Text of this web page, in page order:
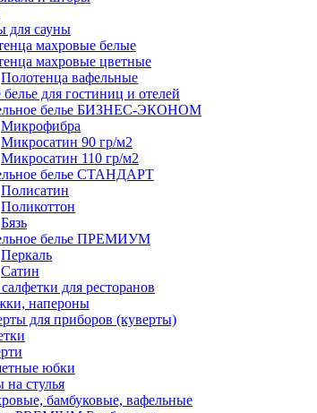
для сауны
махровые белые
махровые цветные
Полотенца вафельные
для гостиниц и отелей
белье БИЗНЕС-ЭКОНОМ
Микрофибра
Микросатин 90 гр/м2
Микросатин 110 гр/м2
белье СТАНДАРТ
Полисатин
Поликоттон
Бязь
белье ПРЕМИУМ
Перкаль
Сатин
для ресторанов
напероны
для приборов (куверты)
юбки
на стулья
бамбуковые, вафельные